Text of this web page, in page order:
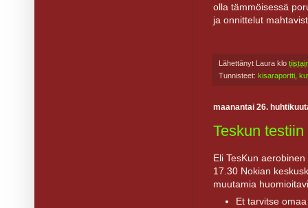
olla tämmöisessä
ja onnittelut
Lähettänyt Laura klo
Tunnisteet: kisaraportti
maanantai 26.
Teskun
Eli TesKun
17.30 Nokian
muutamia
Et tarvitse